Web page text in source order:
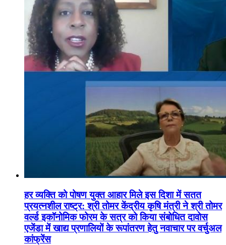
हर व्यक्ति को पोषण युक्त आहार मिले इस दिशा में सतत
प्रयत्नशील राष्ट्र: श्री तोमर केंद्रीय कृषि मंत्री ने श्री तोमर
वर्ल्ड इकॉनोमिक फोरम के सत्र को किया संबोधित दावोस
एजेंडा में खाद्य प्रणालियों के रूपांतरण हेतु नवाचार पर वर्चुअल
कांफ्रेंस